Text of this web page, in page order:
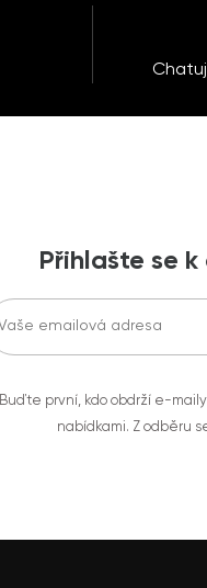
Přihlašte se
Buďte první, kdo obdrží e-
nabídkami. Z odběru